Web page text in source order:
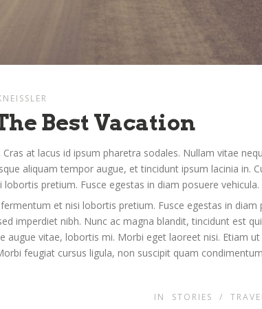
Best Vacation
at lacus id ipsum pharetra sodales. Nullam vitae
aliquam tempor augue, et tincidunt ipsum lacinia in.
pretium. Fusce egestas in diam posuere vehicula.
et nisi lobortis pretium. Fusce egestas in diam
imperdiet nibh. Nunc ac magna blandit, tincidunt est
augue vitae, lobortis mi. Morbi eget laoreet nisi. Etiam
feugiat cursus ligula, non suscipit quam
IN STORIES /